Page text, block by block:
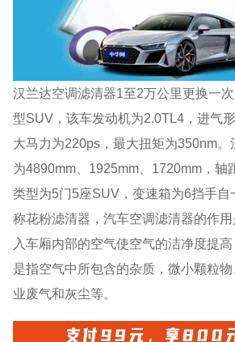
汉兰达空调滤清器1至2万公里更换一
型SUV，该车发动机为2.0TL4，进气
大马力为220ps，最大扭矩为350nm。
为4890mm、1925mm、1720mm，轴
类型为5门5座SUV，变速箱为6挡手自
称花粉滤清器，汽车空调滤清器的作
入车厢内部的空气使空气的洁净度提
是指空气中所包含的杂质，微小颗粒
业废气和灰尘等。